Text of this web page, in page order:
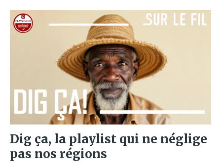
Dig ça, la playlist qui ne néglige
pas nos régions